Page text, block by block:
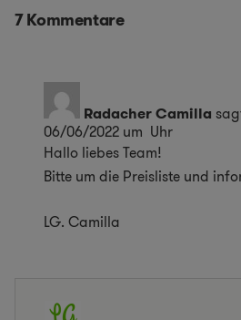
7 Kommentare
Radacher Camilla
06/06/2022 um Uhr
Hallo liebes Team!
Bitte um die Preisliste und
LG. Camilla